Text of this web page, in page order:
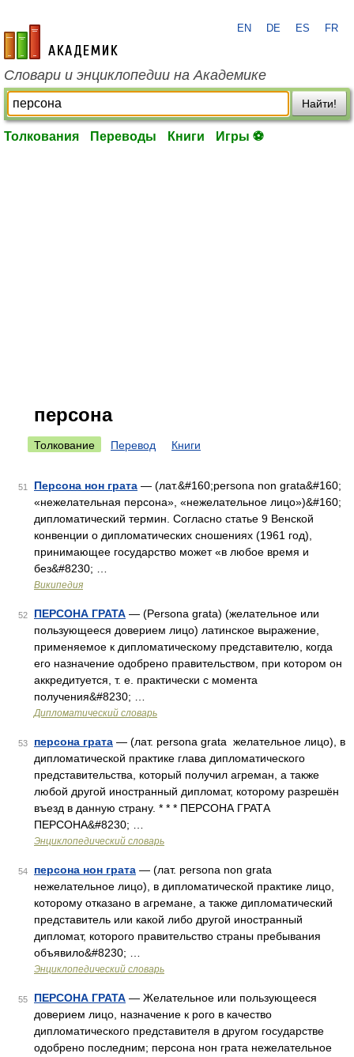
academic.ru
EN DE ES FR
Словари и энциклопедии на Академике
Найти!
Толкования Переводы Книги Игры ⚽
персона
Толкование Перевод Книги
51 Персона нон грата — (лат.&#160;persona non grata&#160;
«нежелательная персона», «нежелательное лицо»)&#160;
дипломатический термин. Согласно статье 9 Венской
конвенции о дипломатических сношениях (1961 год),
принимающее государство может «в любое время и
без&#8230; …
Википедия
52 ПЕРСОНА ГРАТА — (Persona grata) (желательное или
пользующееся доверием лицо) латинское выражение,
применяемое к дипломатическому представителю, когда
его назначение одобрено правительством, при котором он
аккредитуется, т. е. практически с момента
получения&#8230; …
Дипломатический словарь
53 персона грата — (лат. persona grata желательное лицо), в
дипломатической практике глава дипломатического
представительства, который получил агреман, а также
любой другой иностранный дипломат, которому разрешён
въезд в данную страну. * * * ПЕРСОНА ГРАТА
ПЕРСОНА&#8230; …
Энциклопедический словарь
54 персона нон грата — (лат. persona non grata
нежелательное лицо), в дипломатической практике лицо,
которому отказано в агремане, а также дипломатический
представитель или какой либо другой иностранный
дипломат, которого правительство страны пребывания
объявило&#8230; …
Энциклопедический словарь
55 ПЕРСОНА ГРАТА — Желательное или пользующееся
доверием лицо, назначение к рого в качество
дипломатического представителя в другом государстве
одобрено последним; персона нон грата нежелательное